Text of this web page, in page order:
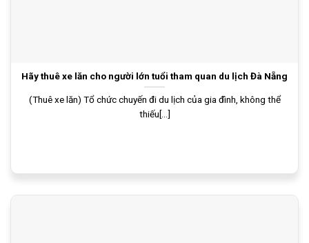
Hãy thuê xe lăn cho người lớn tuổi tham quan du lịch Đà Nẵng
(Thuê xe lăn) Tổ chức chuyến đi du lịch của gia đình, không thể
thiếu[...]